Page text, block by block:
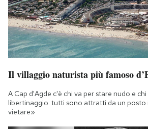
Il villaggio naturista più famoso
A Cap d'Agde c'è chi va per stare nudo e
libertinaggio: tutti sono attratti da un posto
vietare»